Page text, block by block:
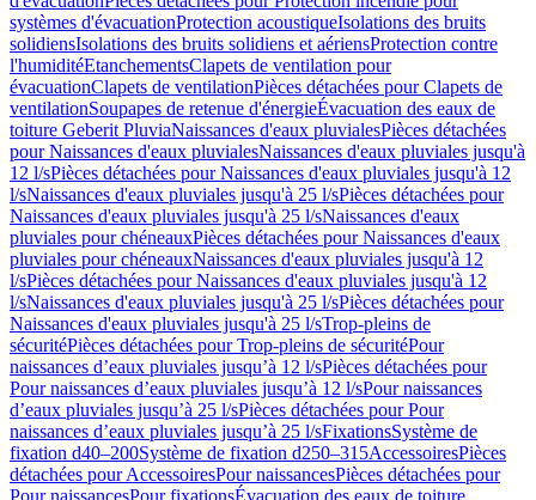
systèmes d'évacuationProtection acoustiqueIsolations des bruits
solidiensIsolations des bruits solidiens et aériensProtection contre
l'humiditéEtanchementsClapets de ventilation pour
évacuationClapets de ventilationPièces détachées pour Clapets de
ventilationSoupapes de retenue d'énergieÉvacuation des eaux de
toiture Geberit PluviaNaissances d'eaux pluvialesPièces détachées
pour Naissances d'eaux pluvialesNaissances d'eaux pluviales jusqu'à
12 l/sPièces détachées pour Naissances d'eaux pluviales jusqu'à 12
l/sNaissances d'eaux pluviales jusqu'à 25 l/sPièces détachées pour
Naissances d'eaux pluviales jusqu'à 25 l/sNaissances d'eaux
pluviales pour chéneauxPièces détachées pour Naissances d'eaux
pluviales pour chéneauxNaissances d'eaux pluviales jusqu'à 12
l/sPièces détachées pour Naissances d'eaux pluviales jusqu'à 12
l/sNaissances d'eaux pluviales jusqu'à 25 l/sPièces détachées pour
Naissances d'eaux pluviales jusqu'à 25 l/sTrop-pleins de
sécuritéPièces détachées pour Trop-pleins de sécuritéPour
naissances d’eaux pluviales jusqu’à 12 l/sPièces détachées pour
Pour naissances d’eaux pluviales jusqu’à 12 l/sPour naissances
d’eaux pluviales jusqu’à 25 l/sPièces détachées pour Pour
naissances d’eaux pluviales jusqu’à 25 l/sFixationsSystème de
fixation d40–200Système de fixation d250–315AccessoiresPièces
détachées pour AccessoiresPour naissancesPièces détachées pour
Pour naissancesPour fixationsÉvacuation des eaux de toiture